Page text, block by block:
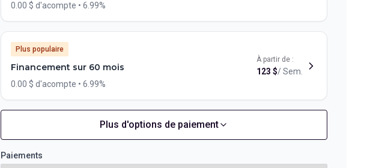
0.00 $ d'acompte • 6.99%
Plus populaire
Financement sur 60 mois
0.00 $ d'acompte • 6.99%
À partir de :
123 $/Sem.
Financement sur 72 mois
0.00 $ d'acompte • 6.99%
À partir de :
Plus d'options de paiement
Paiements